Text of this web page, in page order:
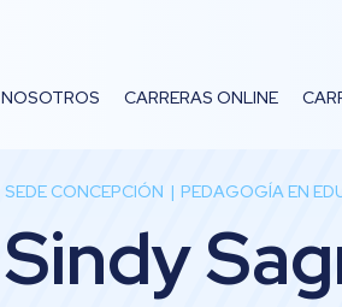
NOSOTROS CARRERAS ONLINE
SEDE CONCEPCIÓN PEDAGOGÍA EN
Sindy